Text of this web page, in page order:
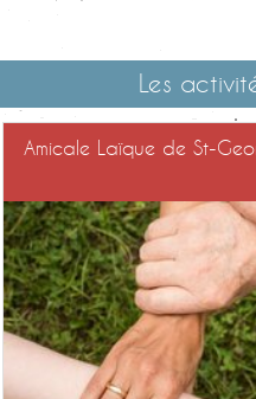
Les
Amicale Laïque de St-